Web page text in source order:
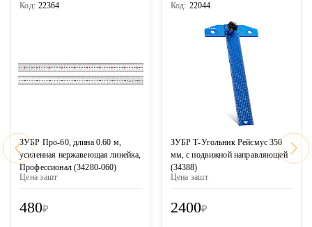
Код: 22364
ЗУБР Про-60, длина 0.60 м,
усиленная нержавеющая линейка,
Профессионал (34280-060)
Цена зашт
480₽
Код: 22044
ЗУБР Т-Угольник Рейсмус 350
мм, с подвижной направляющей
(34388)
Цена зашт
2400₽